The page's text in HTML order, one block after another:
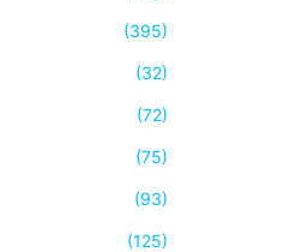
(395)
(32)
(72)
(75)
(93)
(125)